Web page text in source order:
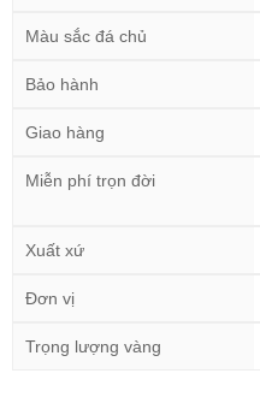
Màu sắc đá chủ
Bảo hành
Giao hàng
Miễn phí trọn đời
Xuất xứ
Đơn vị
Trọng lượng vàng